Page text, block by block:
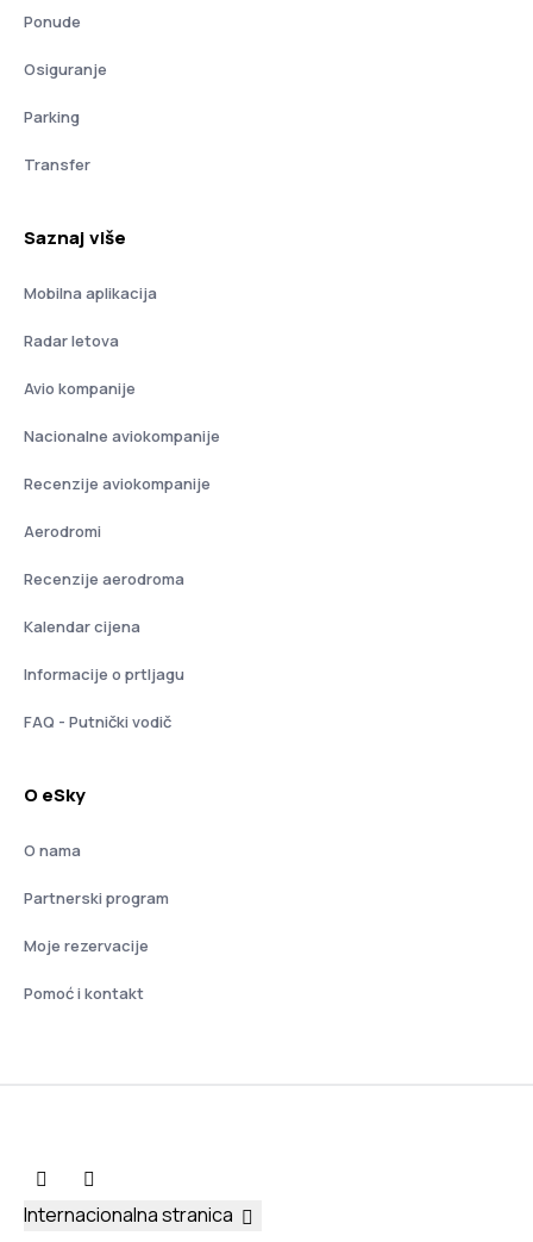
Ponude
Osiguranje
Parking
Transfer
Saznaj više
Mobilna aplikacija
Radar letova
Avio kompanije
Nacionalne aviokompanije
Recenzije aviokompanije
Aerodromi
Recenzije aerodroma
Kalendar cijena
Informacije o prtljagu
FAQ - Putnički vodič
O eSky
O nama
Partnerski program
Moje rezervacije
Pomoć i kontakt
Internacionalna stranica